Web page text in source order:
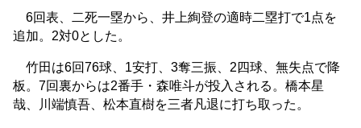
6回表、二死一塁から、井上絢登の適時二塁打で1点を
追加。2対0とした。
竹田は6回76球、1安打、3奪三振、2四球、無失点で降
板。7回裏からは2番手・森唯斗が投入される。橋本星
哉、川端慎吾、松本直樹を三者凡退に打ち取った。